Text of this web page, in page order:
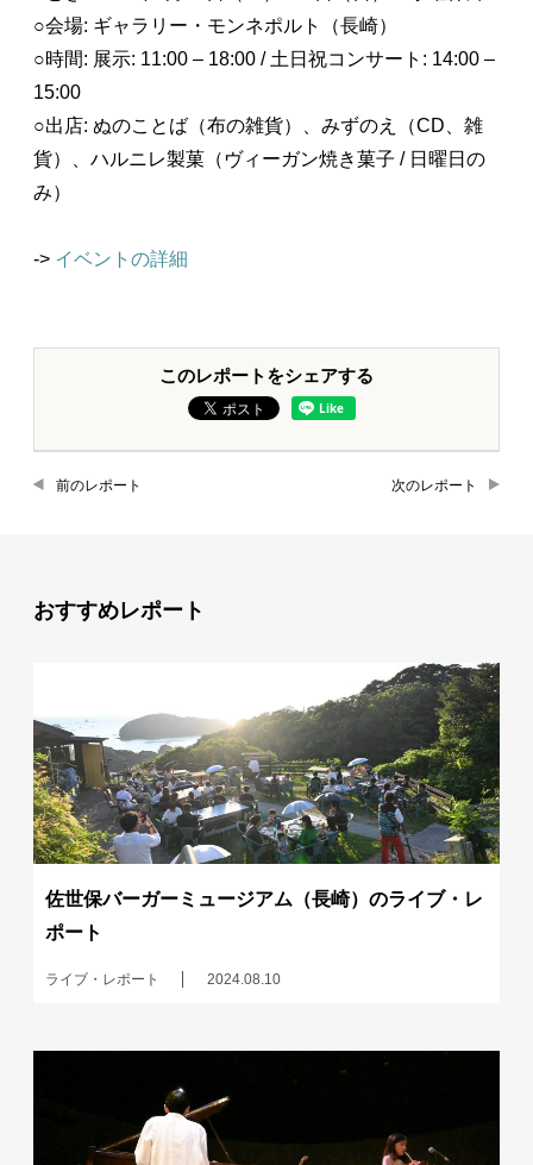
○会場: ギャラリー・モンネポルト（長崎）
○時間: 展示: 11:00 – 18:00 / 土日祝コンサート: 14:00 –
15:00
○出店: ぬのことば（布の雑貨）、みずのえ（CD、雑
貨）、ハルニレ製菓（ヴィーガン焼き菓子 / 日曜日の
み）
-> イベントの詳細
このレポートをシェアする
前のレポート 次のレポート
おすすめレポート
佐世保バーガーミュージアム（長崎）のライブ・レ
ポート
ライブ・レポート 2024.08.10